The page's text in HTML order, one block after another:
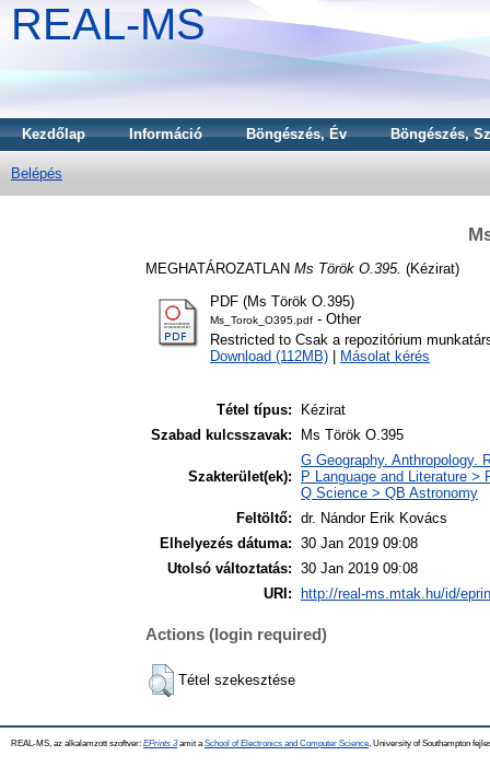
REAL-MS
Kezdőlap Információ Böngészés, Év Böngészés,
Belépés
MEGHATÁROZATLAN Ms Török O.395. (Kézirat)
PDF (Ms Török O.395)
Ms_Torok_O395.pdf - Other
Restricted to Csak a repozitórium
Download (112MB)
Másolat kérés
Tétel típus:
Kézirat
Szabad kulcsszavak:
Ms Török O.395
Szakterület(ek):
G Geography. Anthropology.
P Language and Literature >
Q Science > QB Astronomy
Feltöltő: dr. Nándor Erik Kovács
Elhelyezés dátuma: 30 Jan 2019 09:08
Utolsó változtatás: 30 Jan 2019 09:08
URI:
http://real-ms.mtak.hu/id/
Actions (login required)
Tétel szekesztése
REAL-MS, az alkalamzott szoftver: EPrints 3amit a School of Electronics and Computer Science , University of Southampton